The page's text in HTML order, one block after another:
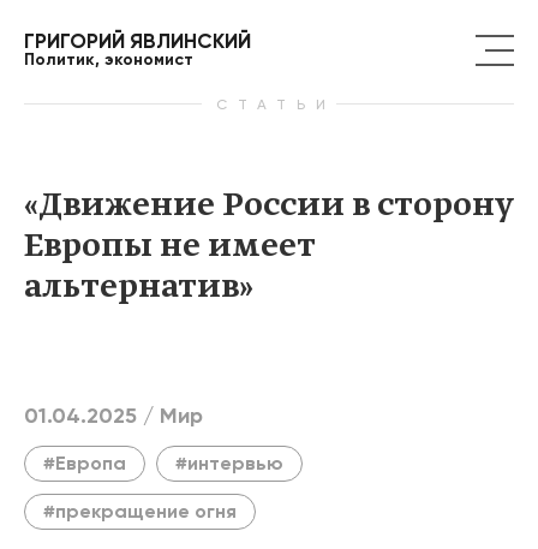
ГРИГОРИЙ ЯВЛИНСКИЙ
Политик, экономист
СТАТЬИ
«Движение России в сторону
Европы не имеет
альтернатив»
01.04.2025 / Мир
#Европа #интервью
#прекращение огня